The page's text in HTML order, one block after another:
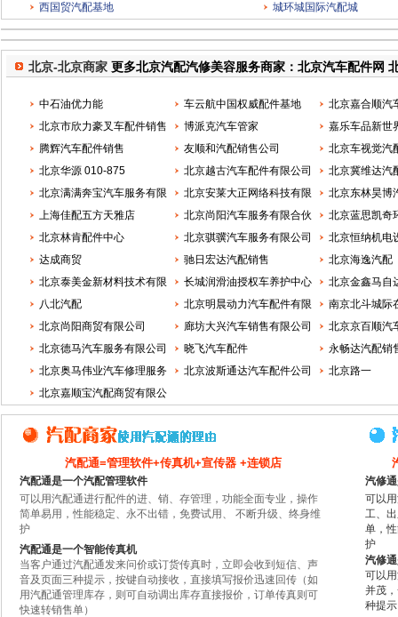
西国贸汽配基地
城环城国际汽配城
北京-北京商家 更多北京汽配汽修美容服务商家：北京汽车配件网
中石油优力能 车云航中国权威配件基地
北京嘉合顺汽
北京市欣力豪叉车配件销售
中心
博派克汽车管家
嘉乐车品新世
腾辉汽车配件销售
友顺和汽配销售公司
北京车视觉汽
北京华源 010-875
北京越古汽车配件有限公司
北京冀维达汽
北京满满奔宝汽车服务有限
公司
北京安莱大正网络科技有限
公司
北京东林昊博
公司
上海佳配五方天雅店
北京尚阳汽车服务有限合伙
企业
北京蓝思凯奇
公司
北京林肯配件中心 北京骐骥汽车服务有限公司
北京恒纳机电
达成商贸
驰日宏达汽配销售
北京海逸汽配
北京泰美金新材料技术有限
公司
长城润滑油授权车养护中心
永兴
北京金鑫马自
八北汽配
北京明晨动力汽车配件有限
公司
南京北斗城际
有限
北京尚阳商贸有限公司 廊坊大兴汽车销售有限公司
北京京百顺汽
司
北京德马汽车服务有限公司 晓飞汽车配件
永畅达汽配销
北京奥马伟业汽车修理服务
公司
北京波斯通达汽车配件公司
北京路一
北京嘉顺宝汽配商贸有限公
司
汽配通=管理软件+传真机+宣传器 +连锁店
汽配通是一个汽配管理软件
可以用汽配通进行配件的进、销、存管理，功能全面专业，操作
简单易用，性能稳定、永不出错，免费试用、 不断升级、终身维
护
汽配通是一个智能传真机
当客户通过汽配通发来问价或订货传真时，立即会收到短信、声
音及页面三种提示，按键自动接收，直接填写报价迅速回传（如
用汽配通管理库存，则可自动调出库存直接报价，订单传真则可
快速转销售单）
汽修
可以
工、
单，
护
汽修
可以
并茂
种提示